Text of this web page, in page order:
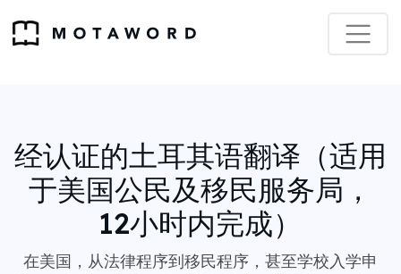
经认证的土耳其语翻译（适用
于美国公民及移民服务局，
12小时内完成）
在美国，从法律程序到移民程序，甚至学校入学申